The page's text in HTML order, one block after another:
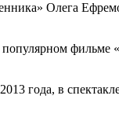
Олега
популярном
года, в